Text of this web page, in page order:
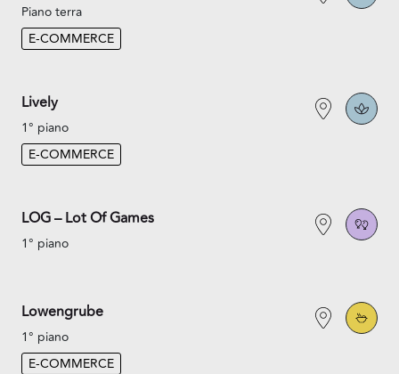
Piano terra
E-COMMERCE
Lively
1° piano
E-COMMERCE
LOG – Lot Of Games
1° piano
Lowengrube
1° piano
E-COMMERCE